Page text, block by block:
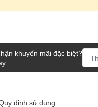
khuyến mãi đặc biệt?
định sử dụng